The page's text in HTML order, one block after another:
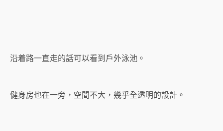
沿着路一直走的話可以看到戶外泳池。
健身房也在一旁，空間不大，幾乎全透明的設計。